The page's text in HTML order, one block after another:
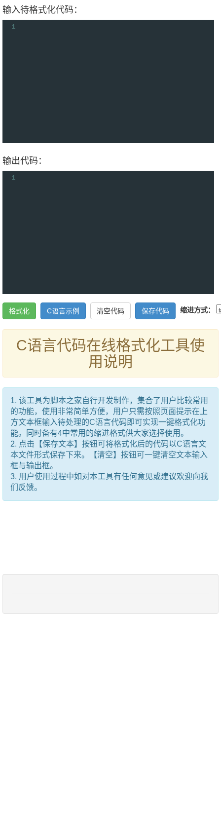
输入待格式化代码：
1
输出代码：
1
缩进方式：
C语言代码在线格式化工具使
用说明
1. 该工具为脚本之家自行开发制作，集合了用户比较常用
的功能，使用非常简单方便，用户只需按照页面提示在上
方文本框输入待处理的C语言代码即可实现一键格式化功
能。同时备有4中常用的缩进格式供大家选择使用。
2. 点击【保存文本】按钮可将格式化后的代码以C语言文
本文件形式保存下来。【清空】按钮可一键清空文本输入
框与输出框。
3. 用户使用过程中如对本工具有任何意见或建议欢迎向我
们反馈。